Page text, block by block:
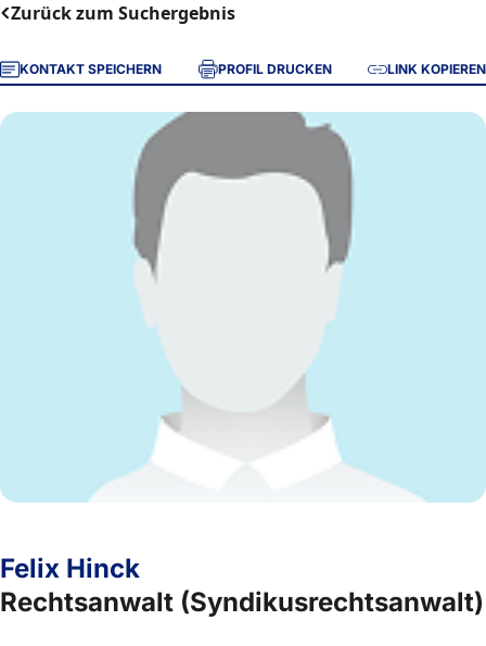
Zurück zum Suchergebnis
KONTAKT SPEICHERN PROFIL DRUCKEN LINK KOPIEREN
Felix Hinck
Rechtsanwalt (Syndikusrechtsanwalt)